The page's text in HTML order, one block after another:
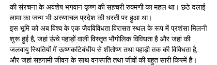
की संरचना के अवशेष भगवान कृष्ण की सहचरी रुक्मणी का महल था। छठे दलाई
लामा का जन्म भी अरुणाचल प्रदेश की धरती पर हुआ था।
इस भूमि को अब विश्व के एक जैवविविधता विरासत स्थल के रूप में प्रशंसा मिलनी
शुरू हुई है, जहां ऊंचे पहाड़ों वाली विस्तृत भौगोलिक विविधता है और जहां की
जलवायु स्थितियों में ऊष्णकटिबंधीय से शीतोष्ण तथा पहाड़ी तक की विविधता है,
और जहां सहगामी जीवन के साथ वनस्पति तथा जीवों की बहुत सारी किस्में है।